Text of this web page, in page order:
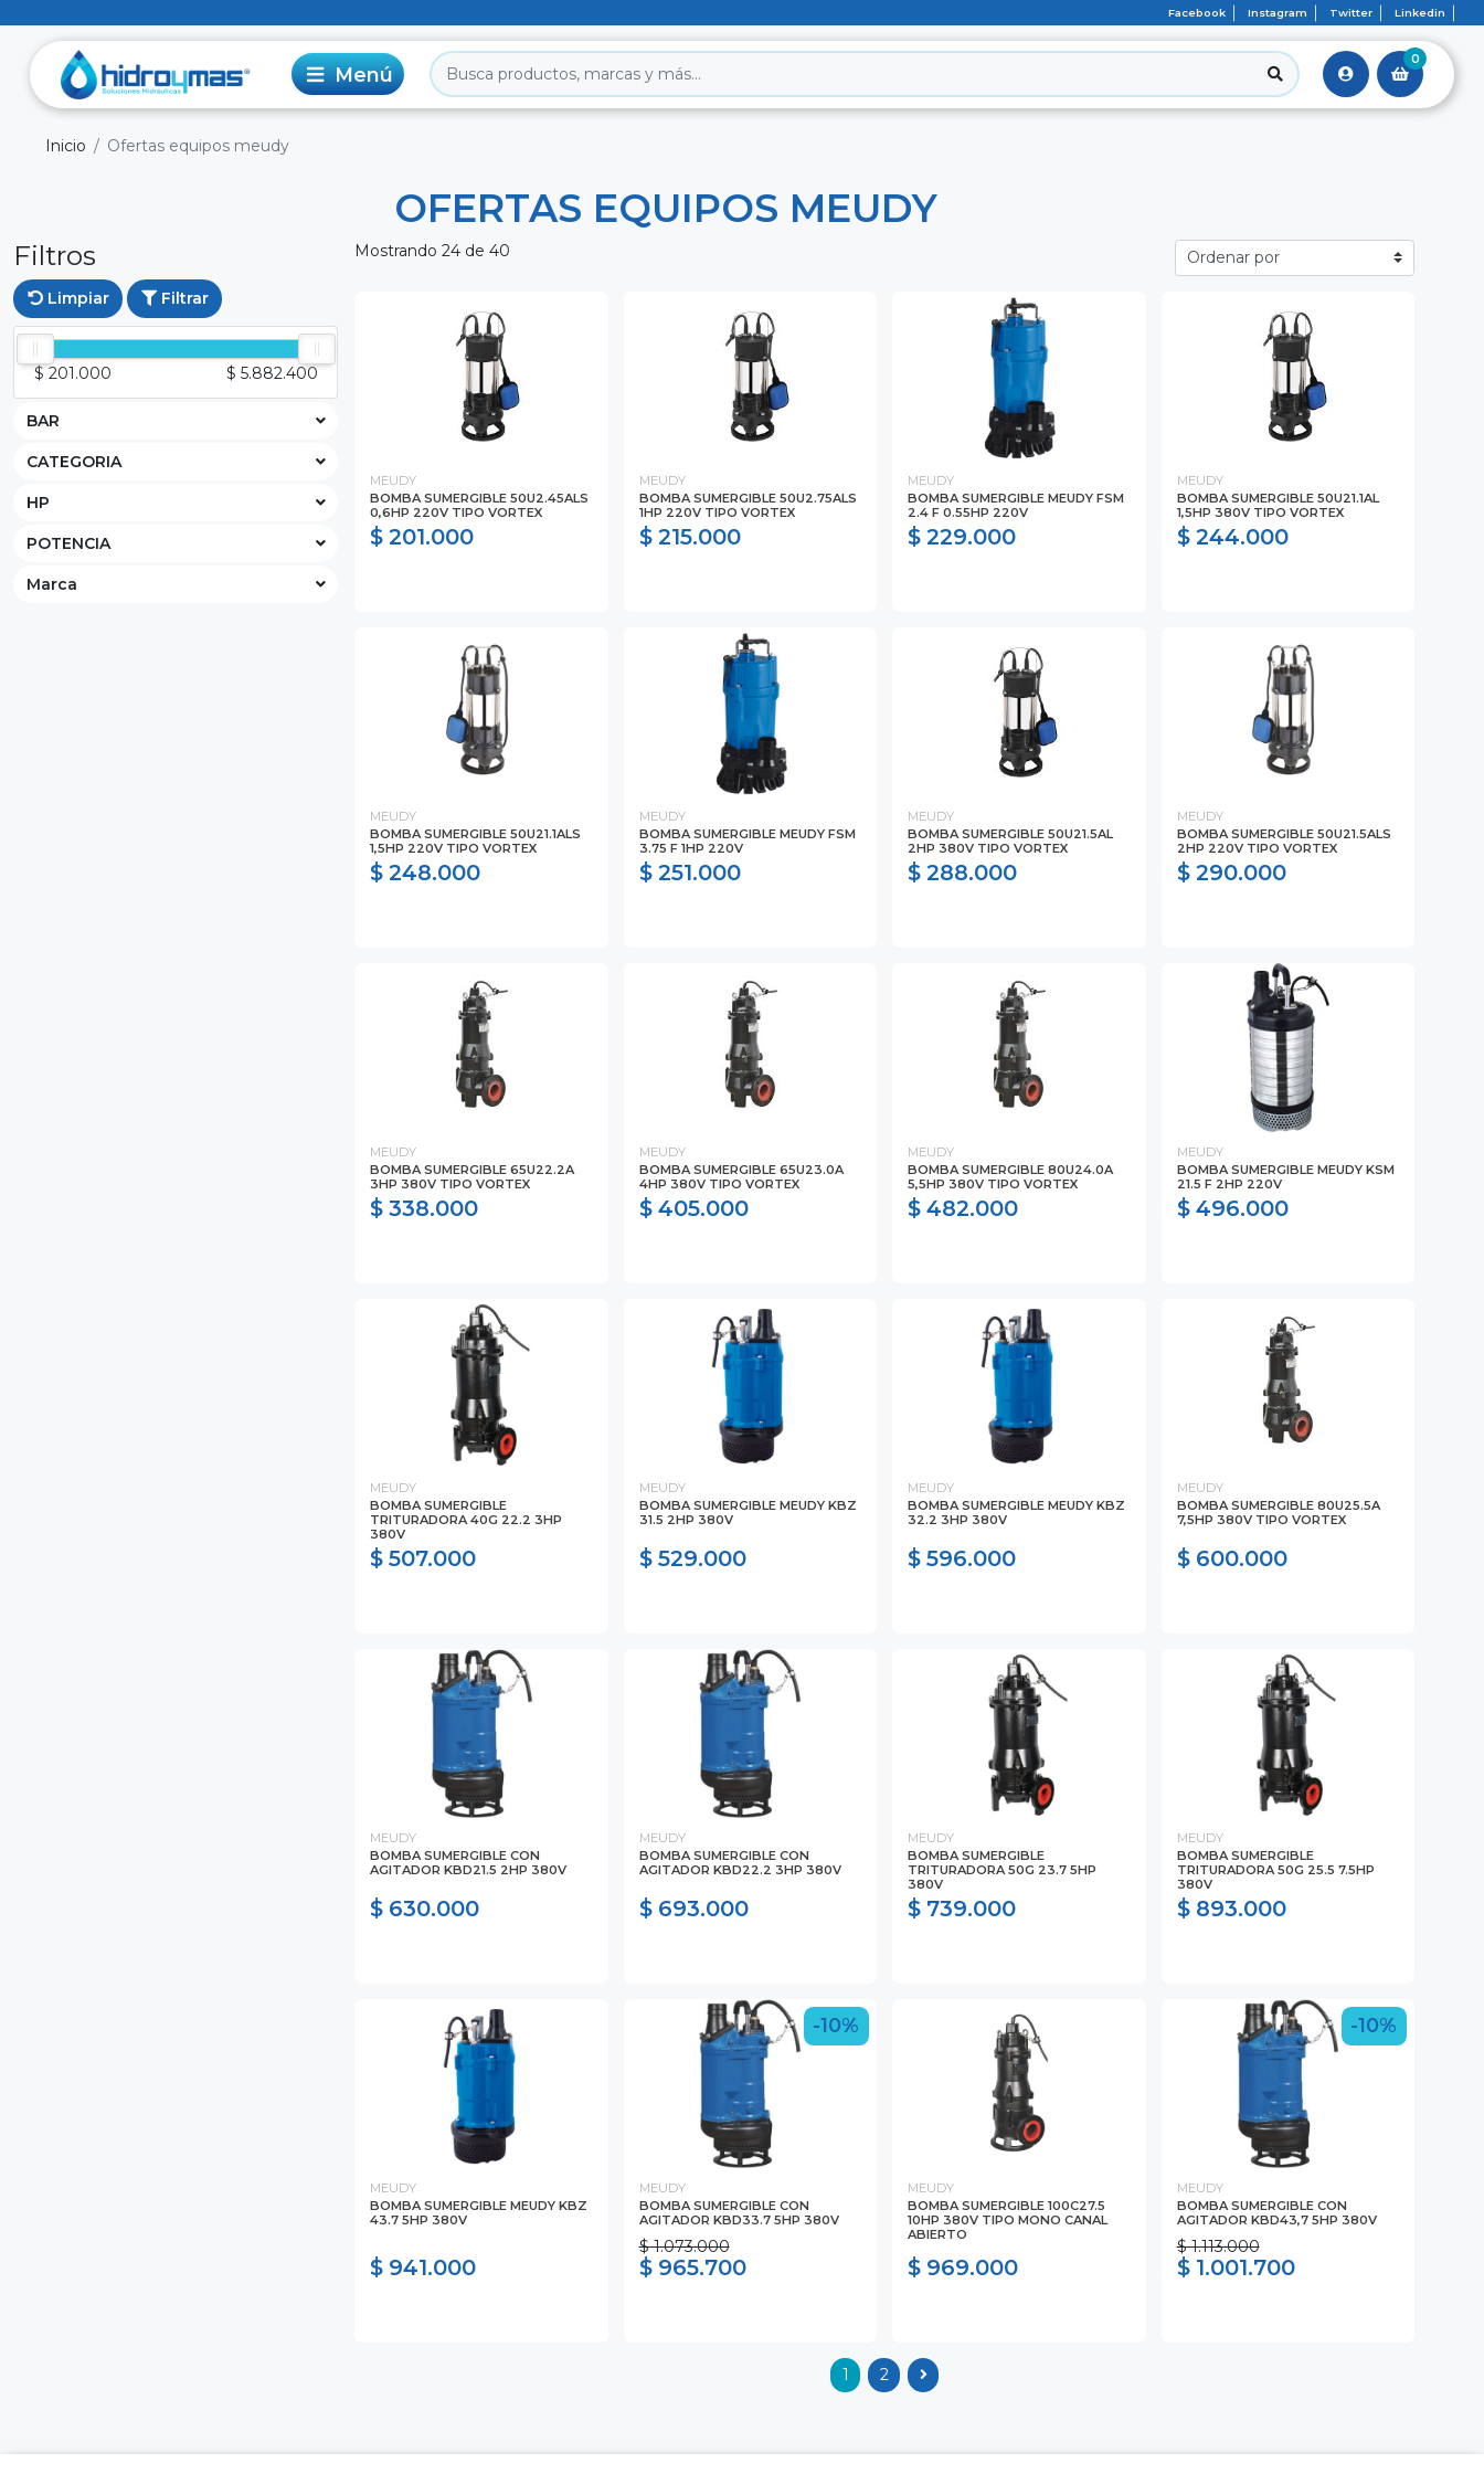
Facebook Instagram Twitter Linkedin
0
Inicio Ofertas equipos meudy
OFERTAS EQUIPOS MEUDY
Filtros
Limpiar Filtrar
$ 201.000 $ 5.882.400
BAR
CATEGORIA
HP
POTENCIA
Marca
Mostrando 24 de 40
MEUDY
BOMBA SUMERGIBLE 50U2.45ALS
0,6HP 220V TIPO VORTEX
$ 201.000
MEUDY
BOMBA SUMERGIBLE 50U2.75ALS
1HP 220V TIPO VORTEX
$ 215.000
MEUDY
BOMBA SUMERGIBLE MEUDY FSM
2.4 F 0.55HP 220V
$ 229.000
MEUDY
BOMBA SUMERGIBLE 50U21.1AL
1,5HP 380V TIPO VORTEX
$ 244.000
MEUDY
BOMBA SUMERGIBLE 50U21.1ALS
1,5HP 220V TIPO VORTEX
$ 248.000
MEUDY
BOMBA SUMERGIBLE MEUDY FSM
3.75 F 1HP 220V
$ 251.000
MEUDY
BOMBA SUMERGIBLE 50U21.5AL
2HP 380V TIPO VORTEX
$ 288.000
MEUDY
BOMBA SUMERGIBLE 50U21.5ALS
2HP 220V TIPO VORTEX
$ 290.000
MEUDY
BOMBA SUMERGIBLE 65U22.2A
3HP 380V TIPO VORTEX
$ 338.000
MEUDY
BOMBA SUMERGIBLE 65U23.0A
4HP 380V TIPO VORTEX
$ 405.000
MEUDY
BOMBA SUMERGIBLE 80U24.0A
5,5HP 380V TIPO VORTEX
$ 482.000
MEUDY
BOMBA SUMERGIBLE MEUDY KSM
21.5 F 2HP 220V
$ 496.000
MEUDY
BOMBA SUMERGIBLE
TRITURADORA 40G 22.2 3HP
380V
$ 507.000
MEUDY
BOMBA SUMERGIBLE MEUDY KBZ
31.5 2HP 380V
$ 529.000
MEUDY
BOMBA SUMERGIBLE MEUDY KBZ
32.2 3HP 380V
$ 596.000
MEUDY
BOMBA SUMERGIBLE 80U25.5A
7,5HP 380V TIPO VORTEX
$ 600.000
MEUDY
BOMBA SUMERGIBLE CON
AGITADOR KBD21.5 2HP 380V
$ 630.000
MEUDY
BOMBA SUMERGIBLE CON
AGITADOR KBD22.2 3HP 380V
$ 693.000
MEUDY
BOMBA SUMERGIBLE
TRITURADORA 50G 23.7 5HP
380V
$ 739.000
MEUDY
BOMBA SUMERGIBLE
TRITURADORA 50G 25.5 7.5HP
380V
$ 893.000
MEUDY
BOMBA SUMERGIBLE MEUDY KBZ
43.7 5HP 380V
$ 941.000
-10%
MEUDY
BOMBA SUMERGIBLE CON
AGITADOR KBD33.7 5HP 380V
$ 1.073.000
$ 965.700
MEUDY
BOMBA SUMERGIBLE 100C27.5
10HP 380V TIPO MONO CANAL
ABIERTO
$ 969.000
-10%
MEUDY
BOMBA SUMERGIBLE CON
AGITADOR KBD43,7 5HP 380V
$ 1.113.000
$ 1.001.700
1 2